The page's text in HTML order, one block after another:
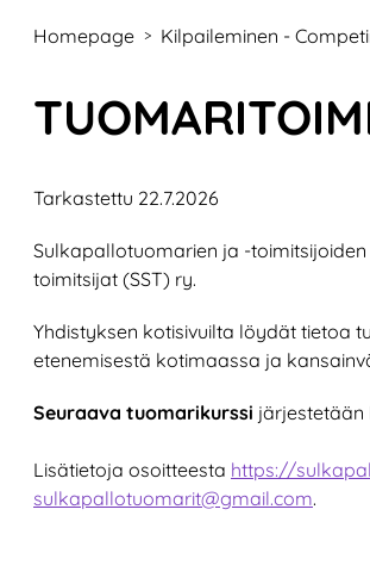
Homepage > Kilpaileminen -
Tarkastettu 22.7.2026
Sulkapallotuomarien ja -
toimitsijat (SST) ry.
Yhdistyksen kotisivuilta löydät tietoa
etenemisestä kotimaassa ja
Seuraava tuomarikurssi järjestetään
Lisätietoja osoitteesta https://
sulkapallotuomarit@gmail.com.